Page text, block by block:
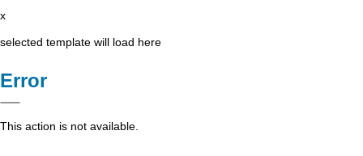
x
selected template will load here
Error
This action is not available.